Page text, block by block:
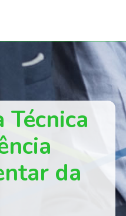
Técnica
da